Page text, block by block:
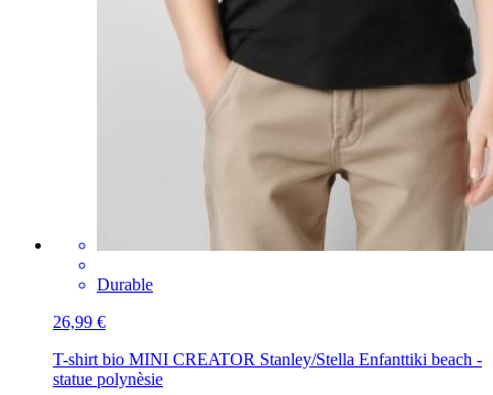
Durable
26,99 €
T-shirt bio MINI CREATOR Stanley/Stella Enfanttiki beach -
statue polynèsie